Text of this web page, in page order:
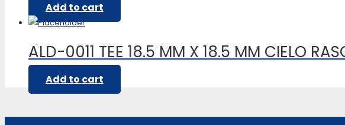
Add to cart
ALD-0011 TEE 18.5 MM X 18.5 MM CIELO
Add to cart